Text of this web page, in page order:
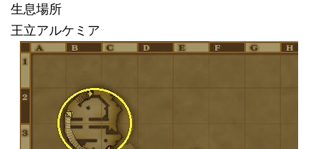
生息場所
王立アルケミア